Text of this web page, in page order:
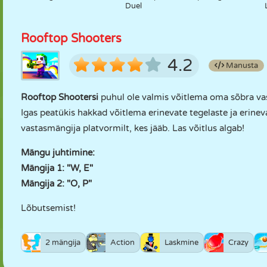
Duel
Rooftop Shooters
4.2 Manusta
Rooftop Shootersi puhul ole valmis võitlema oma sõbra
Igas peatükis hakkad võitlema erinevate tegelaste ja
vastasmängija platvormilt, kes jääb. Las võitlus algab!
Mängu juhtimine:
Mängija 1: "W, E"
Mängija 2: "O, P"
Lõbutsemist!
2 mängija Action Laskmine Crazy